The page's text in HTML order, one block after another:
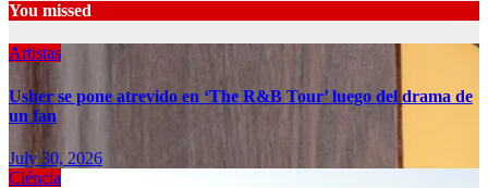
You missed
Artistas
Usher se pone atrevido en ‘The R&B Tour’ luego del drama de
un fan
July 30, 2026
Ciéncia